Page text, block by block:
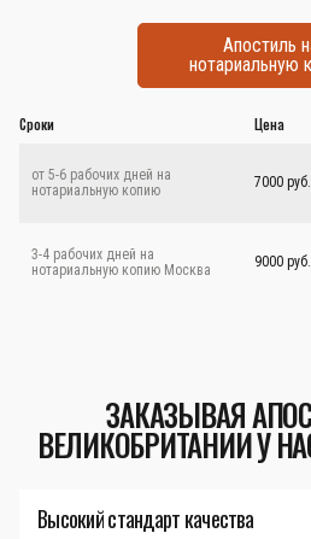
Апостиль
нотариальную
Сроки Цена
от 5-6 рабочих дней на
нотариальную копию
7000 руб.
3-4 рабочих дней на
нотариальную копию Москва
9000 руб.
ЗАКАЗЫВАЯ
ВЕЛИКОБРИТАНИИ У
Высокий стандарт качества